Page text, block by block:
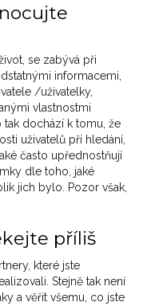
se zabývá při
informacemi,
/uživatelky,
vlastnostmi
tak dochází k tomu, že
uživatelů při hledání,
často upřednostňují
dle toho, jaké
jich bylo. Pozor však,
příliš
které jste
Stejně tak není
a věřit všemu, co jste